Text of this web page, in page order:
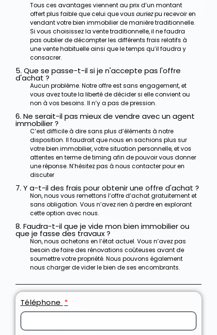
Tous ces avantages viennent au prix d’un montant
offert plus faible que celui que vous auriezpu recevoir en
vendant votre bien immobilier de manière traditionnelle.
Si vous choisissez la vente traditionnelle, il ne faudra
pas oublier de décompter les différents frais relatifs à
une vente habituelle ainsi que le temps qu’il faudra y
consacrer.
5. Que se passe-t-il si je n'accepte pas l'offre
d'achat ?
Aucun problème. Notre offre est sans engagement, et
vous avez toute la liberté de décider si elle convient ou
non à vos besoins. Il n’y a pas de pression.
6. Ne serait-il pas mieux de vendre avec un agent
immobilier ?
C’est difficile à dire sans plus d’éléments à notre
disposition. Il faudrait que nous en sachions plus sur
votre bien immobilier, votre situation personnelle, et vos
attentes en terme de timing afin de pouvoir vous donner
une réponse. N’hésitez pas à nous contacter pour en
discuter
7. Y a-t-il des frais pour obtenir une offre d'achat ?
Non, nous vous remettons l’offre d’achat gratuitement et
sans obligation. Vous n’avez rien à perdre en explorant
cette option avec nous.
8. Faudra-t-il que je vide mon bien immobilier ou
que je fasse des travaux ?
Non, nous achetons en l’état actuel. Vous n’avez pas
besoin de faire des rénovations coûteuses avant de
soumettre votre propriété. Nous pouvons également
nous charger de vider le bien de ses encombrants.
Téléphone